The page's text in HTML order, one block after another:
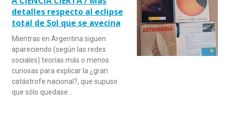
detalles respecto al eclipse
total de Sol que se avecina
Mientras en Argentina siguen
apareciendo (según las redes
sociales) teorías más o menos
curiosas para explicar la ¿gran
catástrofe nacional?, que supuso
que sólo quedase…